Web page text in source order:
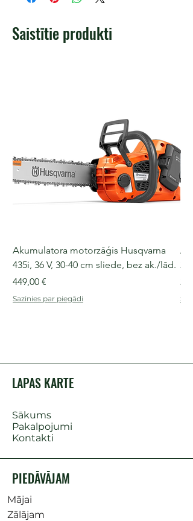
Saistītie produkti
Akumulatora motorzāģis Husqvarna
435i, 36 V, 30-40 cm sliede, bez ak./lād.
Cena
449,00 €
Sazinies par piegādi
LAPAS KARTE
Sākums
Pakalpojumi
Kontakti
PIEDĀVĀJAM
Mājai
Zālājam